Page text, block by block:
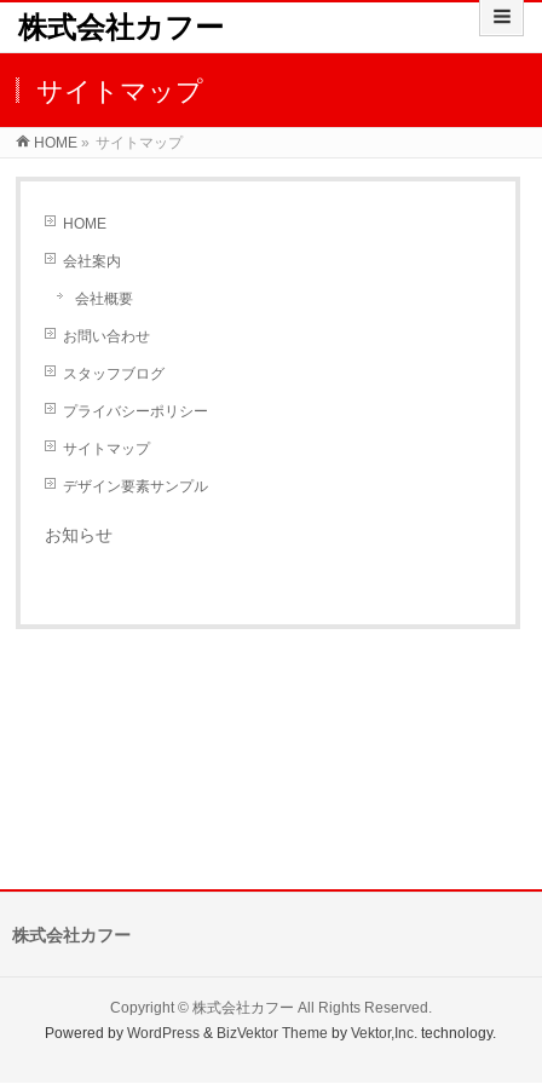
株式会社カフー
サイトマップ
HOME » サイトマップ
HOME
会社案内
会社概要
お問い合わせ
スタッフブログ
プライバシーポリシー
サイトマップ
デザイン要素サンプル
お知らせ
株式会社カフー
Copyright © 株式会社カフー All Rights Reserved.
Powered byWordPress & BizVektor Theme byVektor,Inc. technology.